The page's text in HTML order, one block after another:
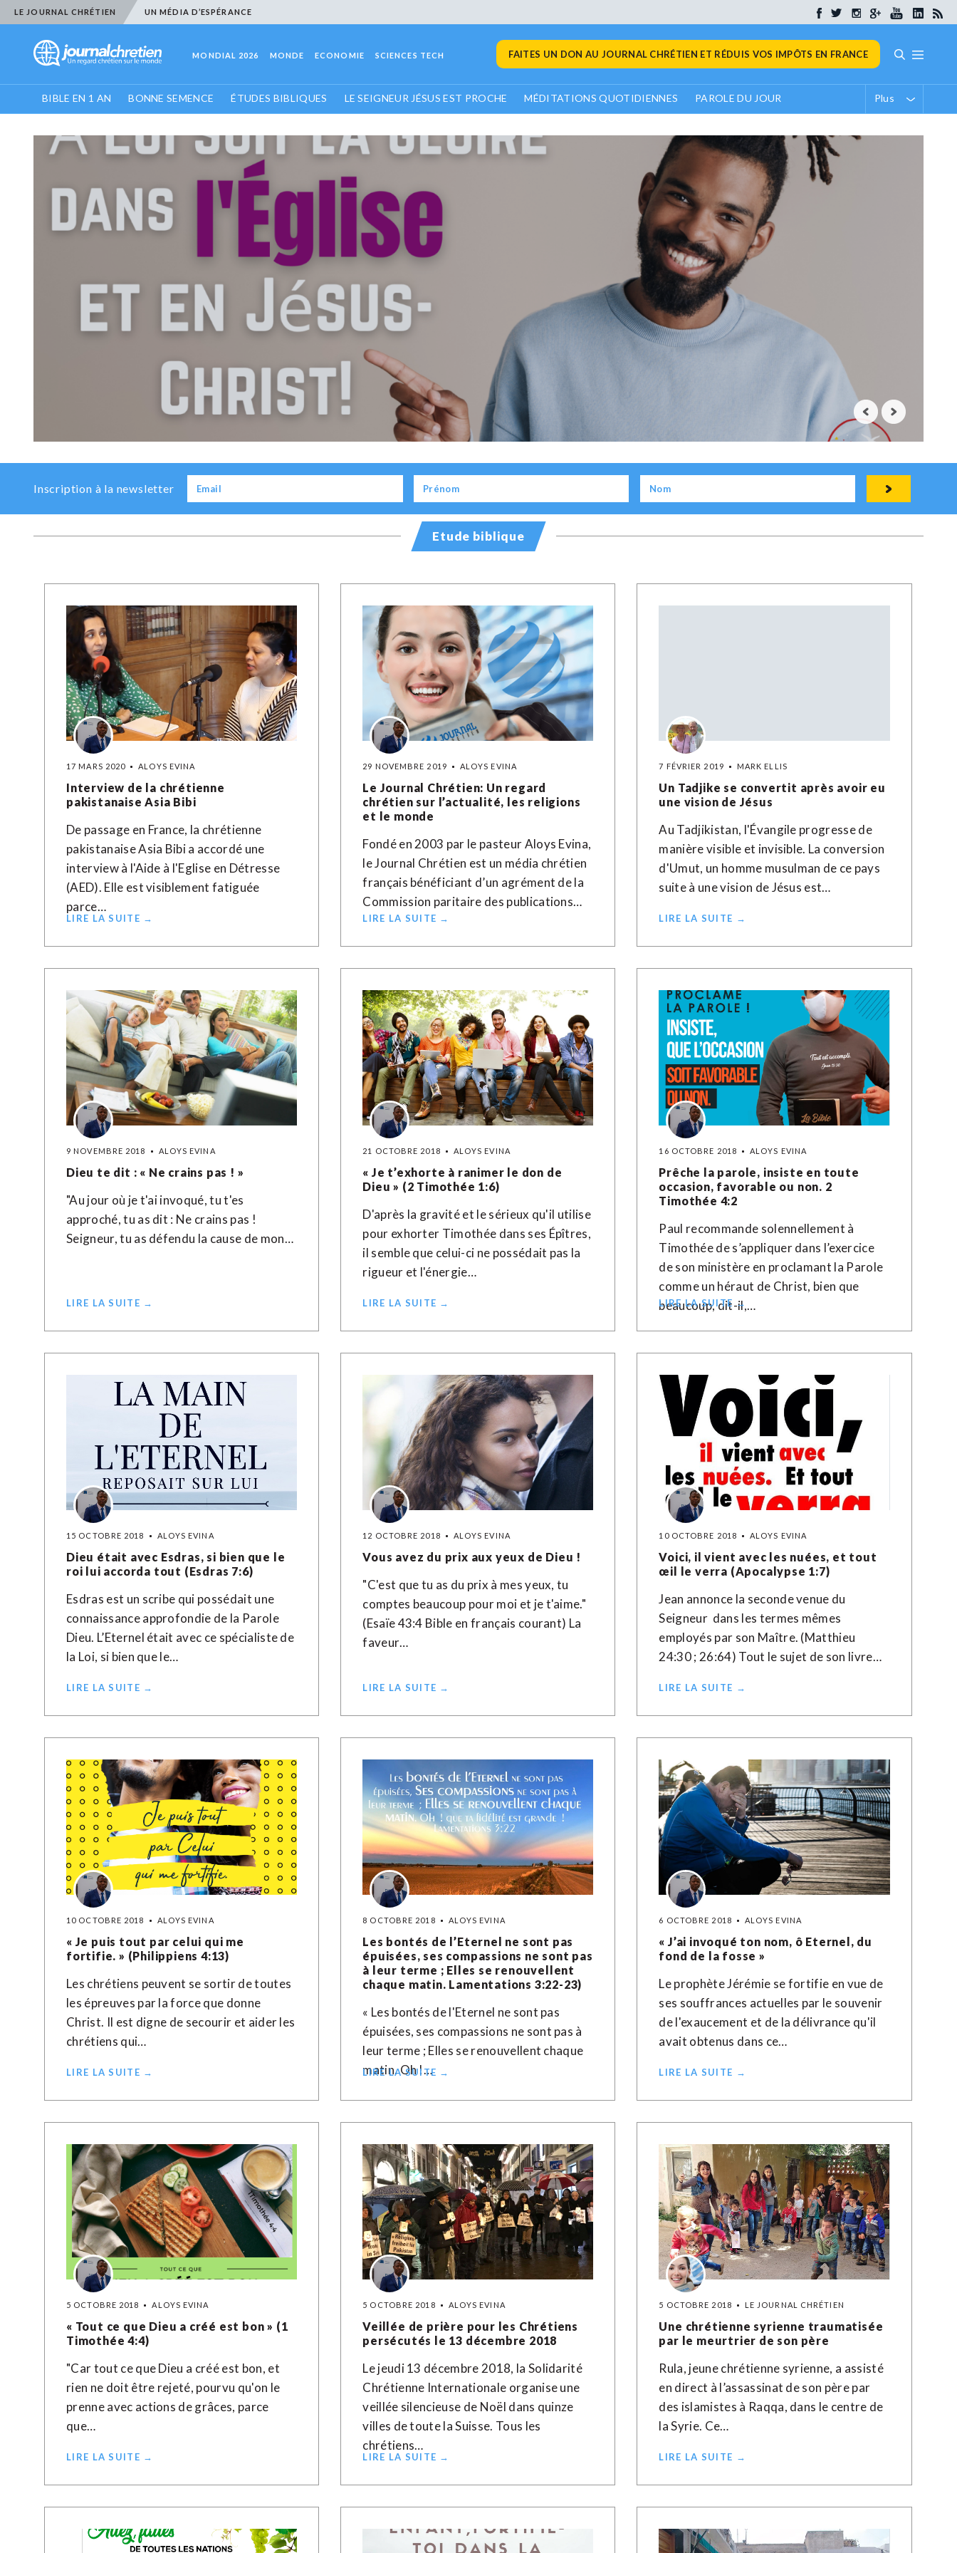
LE JOURNAL CHRÉTIEN UN MÉDIA D’ESPÉRANCE
MONDIAL 2026 MONDE ECONOMIE SCIENCES TECH FAITES UN DON AU JOURNAL CHRÉTIEN ET RÉDUIS VOS IMPÔTS EN FRANCE
BIBLE EN 1 AN BONNE SEMENCE ÉTUDES BIBLIQUES LE SEIGNEUR JÉSUS EST PROCHE MÉDITATIONS QUOTIDIENNES PAROLE DU JOUR Plus
Previous
Next
Inscription à la newsletter
Etude biblique
17 MARS 2020 ALOYS EVINA
Interview de la chrétienne
pakistanaise Asia Bibi
De passage en France, la chrétienne
pakistanaise Asia Bibi a accordé une
interview à l'Aide à l'Eglise en Détresse
(AED). Elle est visiblement fatiguée
parce…
LIRE LA SUITE →
29 NOVEMBRE 2019 ALOYS EVINA
Le Journal Chrétien: Un regard
chrétien sur l’actualité, les religions
et le monde
Fondé en 2003 par le pasteur Aloys Evina,
le Journal Chrétien est un média chrétien
français bénéficiant d’un agrément de la
Commission paritaire des publications…
LIRE LA SUITE →
7 FÉVRIER 2019 MARK ELLIS
Un Tadjike se convertit après avoir eu
une vision de Jésus
Au Tadjikistan, l'Évangile progresse de
manière visible et invisible. La conversion
d'Umut, un homme musulman de ce pays
suite à une vision de Jésus est…
LIRE LA SUITE →
9 NOVEMBRE 2018 ALOYS EVINA
Dieu te dit : « Ne crains pas ! »
"Au jour où je t'ai invoqué, tu t'es
approché, tu as dit : Ne crains pas !
Seigneur, tu as défendu la cause de mon…
LIRE LA SUITE →
21 OCTOBRE 2018 ALOYS EVINA
« Je t’exhorte à ranimer le don de
Dieu » (2 Timothée 1:6)
D'après la gravité et le sérieux qu'il utilise
pour exhorter Timothée dans ses Épîtres,
il semble que celui-ci ne possédait pas la
rigueur et l'énergie…
LIRE LA SUITE →
16 OCTOBRE 2018 ALOYS EVINA
Prêche la parole, insiste en toute
occasion, favorable ou non. 2
Timothée 4:2
Paul recommande solennellement à
Timothée de s’appliquer dans l’exercice
de son ministère en proclamant la Parole
comme un héraut de Christ, bien que
beaucoup, dit-il,…
LIRE LA SUITE →
15 OCTOBRE 2018 ALOYS EVINA
Dieu était avec Esdras, si bien que le
roi lui accorda tout (Esdras 7:6)
Esdras est un scribe qui possédait une
connaissance approfondie de la Parole
Dieu. L’Eternel était avec ce spécialiste de
la Loi, si bien que le…
LIRE LA SUITE →
12 OCTOBRE 2018 ALOYS EVINA
Vous avez du prix aux yeux de Dieu !
"C'est que tu as du prix à mes yeux, tu
comptes beaucoup pour moi et je t'aime."
(Esaïe 43:4 Bible en français courant) La
faveur…
LIRE LA SUITE →
10 OCTOBRE 2018 ALOYS EVINA
Voici, il vient avec les nuées, et tout
œil le verra (Apocalypse 1:7)
Jean annonce la seconde venue du
Seigneur dans les termes mêmes
employés par son Maître. (Matthieu
24:30 ; 26:64) Tout le sujet de son livre…
LIRE LA SUITE →
10 OCTOBRE 2018 ALOYS EVINA
« Je puis tout par celui qui me
fortifie. » (Philippiens 4:13)
Les chrétiens peuvent se sortir de toutes
les épreuves par la force que donne
Christ. Il est digne de secourir et aider les
chrétiens qui…
LIRE LA SUITE →
8 OCTOBRE 2018 ALOYS EVINA
Les bontés de l’Eternel ne sont pas
épuisées, ses compassions ne sont pas
à leur terme ; Elles se renouvellent
chaque matin. Lamentations 3:22-23)
« Les bontés de l'Eternel ne sont pas
épuisées, ses compassions ne sont pas à
leur terme ; Elles se renouvellent chaque
matin. Oh !…
LIRE LA SUITE →
6 OCTOBRE 2018 ALOYS EVINA
« J’ai invoqué ton nom, ô Eternel, du
fond de la fosse »
Le prophète Jérémie se fortifie en vue de
ses souffrances actuelles par le souvenir
de l'exaucement et de la délivrance qu'il
avait obtenus dans ce…
LIRE LA SUITE →
5 OCTOBRE 2018 ALOYS EVINA
« Tout ce que Dieu a créé est bon » (1
Timothée 4:4)
"Car tout ce que Dieu a créé est bon, et
rien ne doit être rejeté, pourvu qu'on le
prenne avec actions de grâces, parce
que…
LIRE LA SUITE →
5 OCTOBRE 2018 ALOYS EVINA
Veillée de prière pour les Chrétiens
persécutés le 13 décembre 2018
Le jeudi 13 décembre 2018, la Solidarité
Chrétienne Internationale organise une
veillée silencieuse de Noël dans quinze
villes de toute la Suisse. Tous les
chrétiens…
LIRE LA SUITE →
5 OCTOBRE 2018 LE JOURNAL CHRÉTIEN
Une chrétienne syrienne traumatisée
par le meurtrier de son père
Rula, jeune chrétienne syrienne, a assisté
en direct à l’assassinat de son père par
des islamistes à Raqqa, dans le centre de
la Syrie. Ce…
LIRE LA SUITE →